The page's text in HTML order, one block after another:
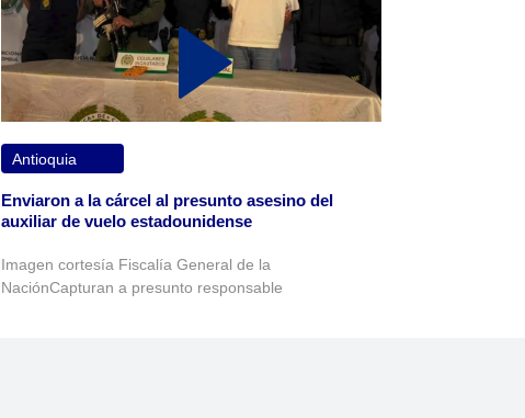
Antioquia
Enviaron a la cárcel al presunto asesino del
auxiliar de vuelo estadounidense
Imagen cortesía Fiscalía General de la
NaciónCapturan a presunto responsable